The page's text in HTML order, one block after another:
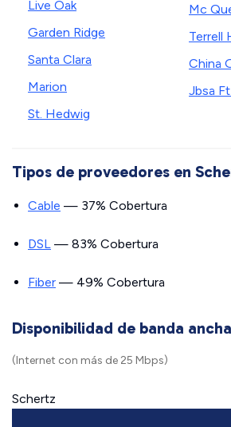
Live Oak
Garden Ridge
Santa Clara
Marion
St. Hedwig
Mc
Terrell
China
Jbsa
Tipos de proveedores en
Cable — 37% Cobertura
DSL — 83% Cobertura
Fiber — 49% Cobertura
Disponibilidad de banda ancha
(Internet con más de 25 Mbps)
Schertz